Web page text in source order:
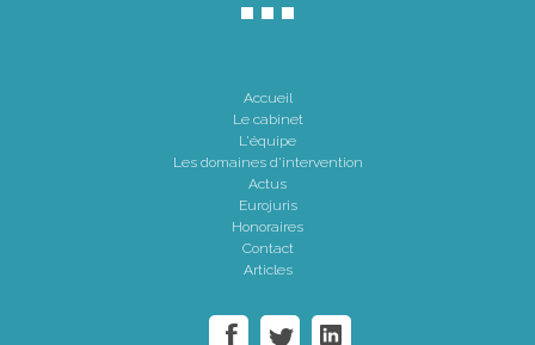
Accueil
Le cabinet
L'équipe
Les domaines d'intervention
Actus
Eurojuris
Honoraires
Contact
Articles